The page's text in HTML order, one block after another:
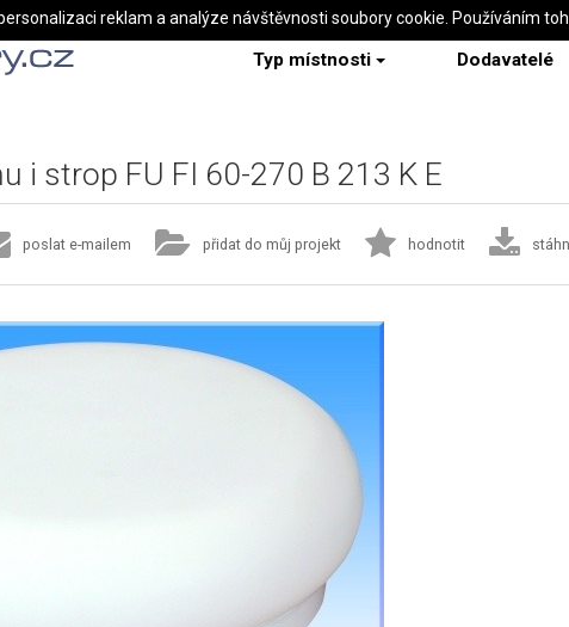
Typ místnosti Dodavatelé
i strop FU FI 60-270 B 213 K E
poslat e-mailem přidat do můj projekt hodnotit
reklam a analýze návštěvnosti soubory cookie. Používáním